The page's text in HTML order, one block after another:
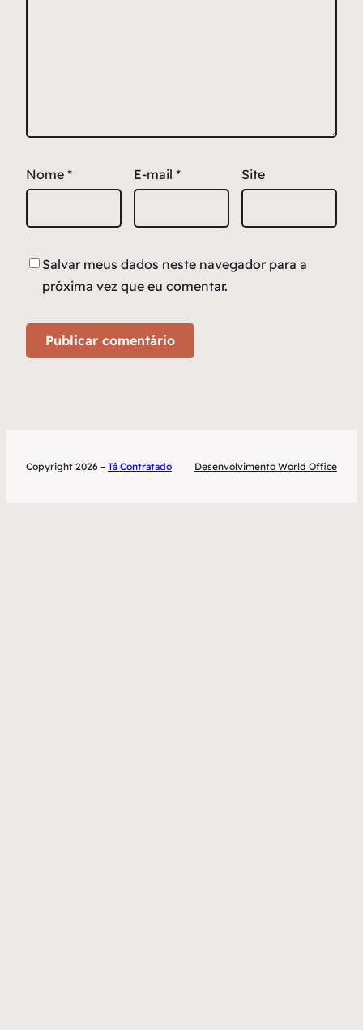
Nome * E-mail * Site
Salvar meus dados neste navegador para a
próxima vez que eu comentar.
Copyright 2026 – Tá Contratado Desenvolvimento World Office